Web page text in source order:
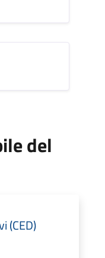
del
(CED)